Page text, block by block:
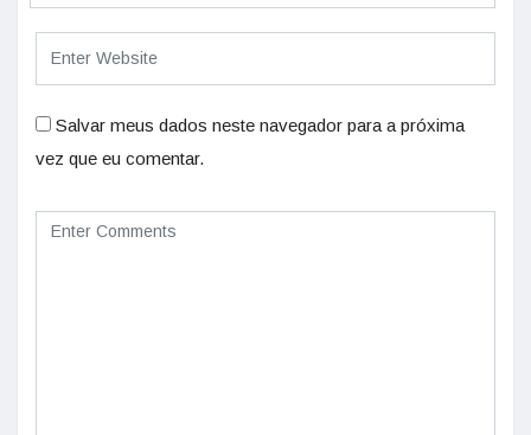
Salvar meus dados neste navegador para a próxima
vez que eu comentar.